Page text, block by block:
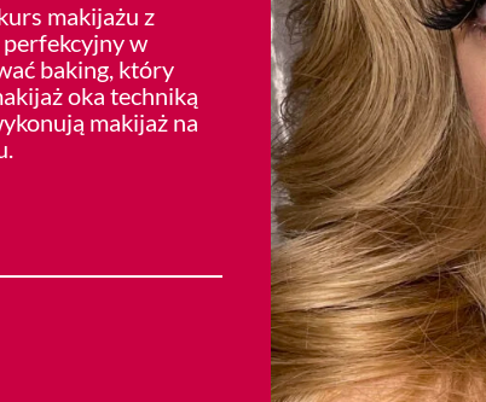
makijażu z
w
baking, który
oka techniką
makijaż na